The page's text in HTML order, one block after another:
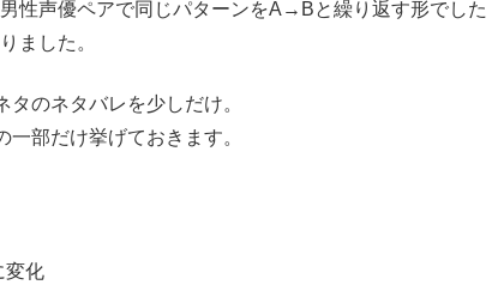
性声優ペアで同じパターンをA→Bと繰り返す形でした
ました。
のネタバレを少しだけ。
部だけ挙げておきます。
変化